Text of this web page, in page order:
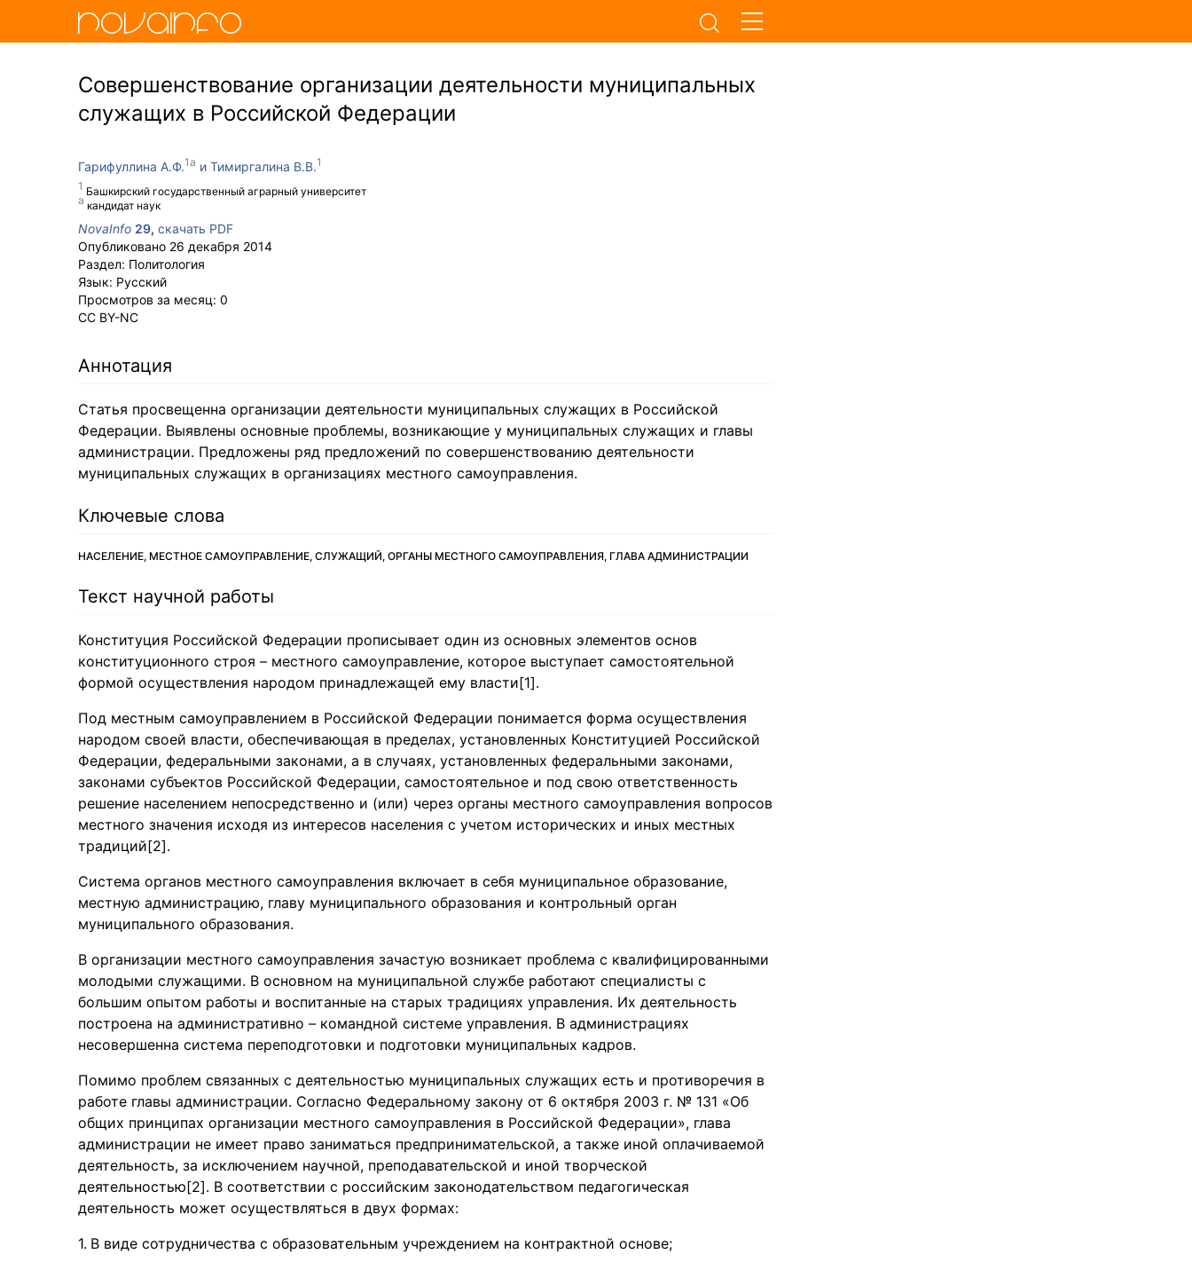
Совершенствование организации деятельности муниципальных
служащих в Российской Федерации
Гарифуллина А.Ф.
Башкирский государственный аграрный университет
кандидат наук
Тимиргалина В.В.
NovaInfo 29, скачать PDF
Опубликовано 26 декабря 2014
Раздел: Политология
Язык: Русский
Просмотров за месяц: 0
CC BY-NC
Аннотация
Статья просвещенна организации деятельности муниципальных служащих в Российской
Федерации. Выявлены основные проблемы, возникающие у муниципальных служащих и главы
администрации. Предложены ряд предложений по совершенствованию деятельности
муниципальных служащих в организациях местного самоуправления.
Ключевые слова
НАСЕЛЕНИЕ, МЕСТНОЕ САМОУПРАВЛЕНИЕ, СЛУЖАЩИЙ, ОРГАНЫ МЕСТНОГО САМОУПРАВЛЕНИЯ, ГЛАВА АДМИНИСТРАЦИИ
Текст научной работы
Конституция Российской Федерации прописывает один из основных элементов основ
конституционного строя – местного самоуправление, которое выступает самостоятельной
формой осуществления народом принадлежащей ему власти[1].
Под местным самоуправлением в Российской Федерации понимается форма осуществления
народом своей власти, обеспечивающая в пределах, установленных Конституцией Российской
Федерации, федеральными законами, а в случаях, установленных федеральными законами,
законами субъектов Российской Федерации, самостоятельное и под свою ответственность
решение населением непосредственно и (или) через органы местного самоуправления вопросов
местного значения исходя из интересов населения с учетом исторических и иных местных
традиций[2].
Система органов местного самоуправления включает в себя муниципальное образование,
местную администрацию, главу муниципального образования и контрольный орган
муниципального образования.
В организации местного самоуправления зачастую возникает проблема с квалифицированными
молодыми служащими. В основном на муниципальной службе работают специалисты с
большим опытом работы и воспитанные на старых традициях управления. Их деятельность
построена на административно – командной системе управления. В администрациях
несовершенна система переподготовки и подготовки муниципальных кадров.
Помимо проблем связанных с деятельностью муниципальных служащих есть и противоречия в
работе главы администрации. Согласно Федеральному закону от 6 октября 2003 г. № 131 «Об
общих принципах организации местного самоуправления в Российской Федерации», глава
администрации не имеет право заниматься предпринимательской, а также иной оплачиваемой
деятельность, за исключением научной, преподавательской и иной творческой
деятельностью[2]. В соответствии с российским законодательством педагогическая
деятельность может осуществляться в двух формах:
В виде сотрудничества с образовательным учреждением на контрактной основе;